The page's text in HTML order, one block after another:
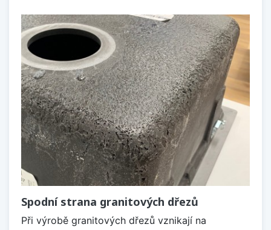
Spodní strana granitových dřezů
Při výrobě granitových dřezů vznikají na